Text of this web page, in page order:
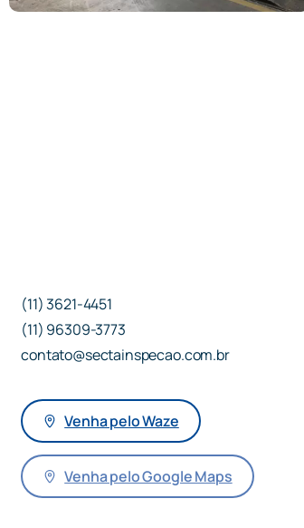
(11) 3621-4451
(11) 96309-3773
contato@sectainspecao.com.br
Venha pelo Waze
Venha pelo Google Maps